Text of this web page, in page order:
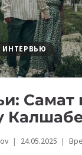
ИНТЕРВЬЮ
Самат
24.05.2025